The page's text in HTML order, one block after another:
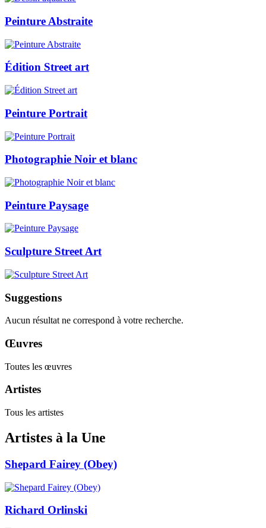
Peinture Abstraite
Édition Street art
Peinture Portrait
Photographie Noir et blanc
Peinture Paysage
Sculpture Street Art
Suggestions
Aucun résultat ne correspond à votre recherche.
Œuvres
Toutes les œuvres
Artistes
Tous les artistes
Artistes à la Une
Shepard Fairey (Obey)
Richard Orlinski